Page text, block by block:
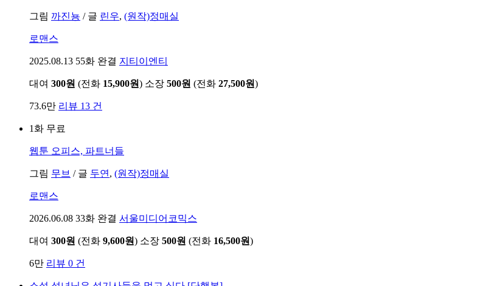
그림 까진뇽 / 글 린우, (원작)정매실
로맨스
2025.08.13 55화 완결 지티이엔티
대여 300원 (전화 15,900원) 소장 500원 (전화 27,500원)
73.6만 리뷰 13 건
1화 무료
웹툰 오피스, 파트너들
그림 무브 / 글 두연 , (원작)정매실
로맨스
2026.06.08 33화 완결 서울미디어코믹스
대여 300원 (전화 9,600원) 소장 500원 (전화 16,500원)
6만 리뷰 0 건